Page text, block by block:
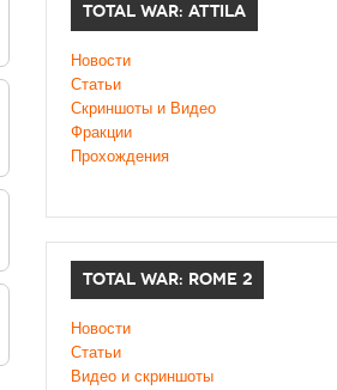
TOTAL WAR: ATTILA
Новости
Статьи
Скриншоты и Видео
Фракции
Прохождения
TOTAL WAR: ROME 2
Новости
Статьи
Видео и скриншоты